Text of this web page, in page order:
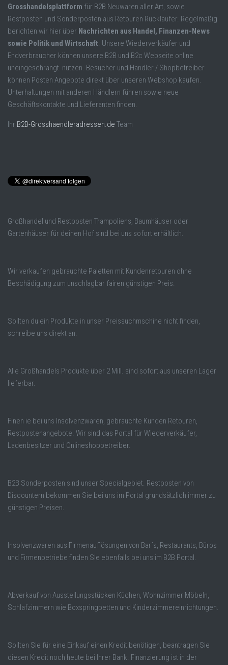
Grosshandelsplattform für B2B Neuwaren aller Art, sowie
Restposten und Sonderposten aus Retouren Rückläufer. Regelmäßig
berichten wir hier über Nachrichten aus Handel, Finanzen-News
sowie Politik und Wirtschaft. Unsere Wiederverkäufer und
Endverbraucher können unsere B2B und B2c Webseite online
uneingeschrängt nutzen. Besucher und Händler / Shopbetreiber
können Posten Angebote direkt über unseren Webshop kaufen.
Unterhaltungen mit anderen Händlern führen sowie neue
Geschäftskontakte und Lieferanten finden.
Ihr B2B-Grosshaendleradressen.de Team
Großhandel und Restposten Trampoliens, Baumhäuser oder
Gartenhäuser für deinen Hof sind bei uns sofort erhältlich.
Wir verkaufen gebrauchte Paletten mit Kundenretouren ohne
Beschädigung zum unschlagbar fairen günstigen Preis.
Sollten du ein Produkte in unser Preissuchmschine nicht finden,
schreibe uns direkt an.
Alle Großhandels Produkte über 2 Mill. sind sofort aus unseren Lager
lieferbar.
Finen ie bei uns Insolvenzwaren, gebrauchte Kunden Retouren,
Restpostenangebote. Wir sind das Portal für Wiederverkäufer,
Ladenbesitzer und Onlineshopbetreiber.
B2B Sonderposten sind unser Specialgebiet. Restposten von
Discountern bekommen Sie bei uns im Portal grundsätzlich immer zu
günstigen Preisen.
Insolvenzwaren aus Firmenauflösungen von Bar´s, Restaurants, Büros
und Firmenbetriebe finden SIe ebenfalls bei uns im B2B Portal.
Abverkauf von Ausstellungsstücken Küchen, Wohnzimmer Möbeln,
Schlafzimmern wie Boxspringbetten und Kinderzimmereinrichtungen.
Sollten Sie für eine Einkauf einen Kredit benötigen, beantragen Sie
diesen Kredit noch heute bei Ihrer Bank. Finanzierung ist in der